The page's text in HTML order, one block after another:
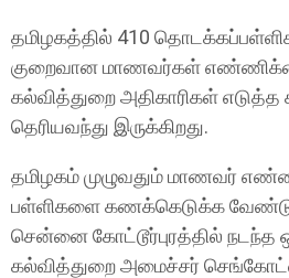
தமிழகத்தில் 410
குறைவான மாணவர்கள்
கல்வித்துறை அதிகாரிகள்
தெரியவந்து இருக்கிறது.
தமிழகம் முழுவதும் மாணவர்
பள்ளிகளை கணக்கெடுக்க
சென்னை கோட்டூர்புரத்தில் நடந்த
கல்வித்துறை அமைச்சர்